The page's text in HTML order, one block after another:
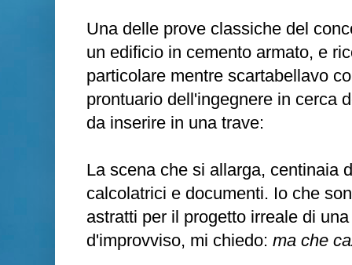
Una delle prove classiche del
un edificio in cemento armato, e
particolare mentre scartabellavo
prontuario dell'ingegnere in cerca
da inserire in una trave:
La scena che si allarga, centinaia
calcolatrici e documenti. Io che
astratti per il progetto irreale di
d'improvviso, mi chiedo: ma che